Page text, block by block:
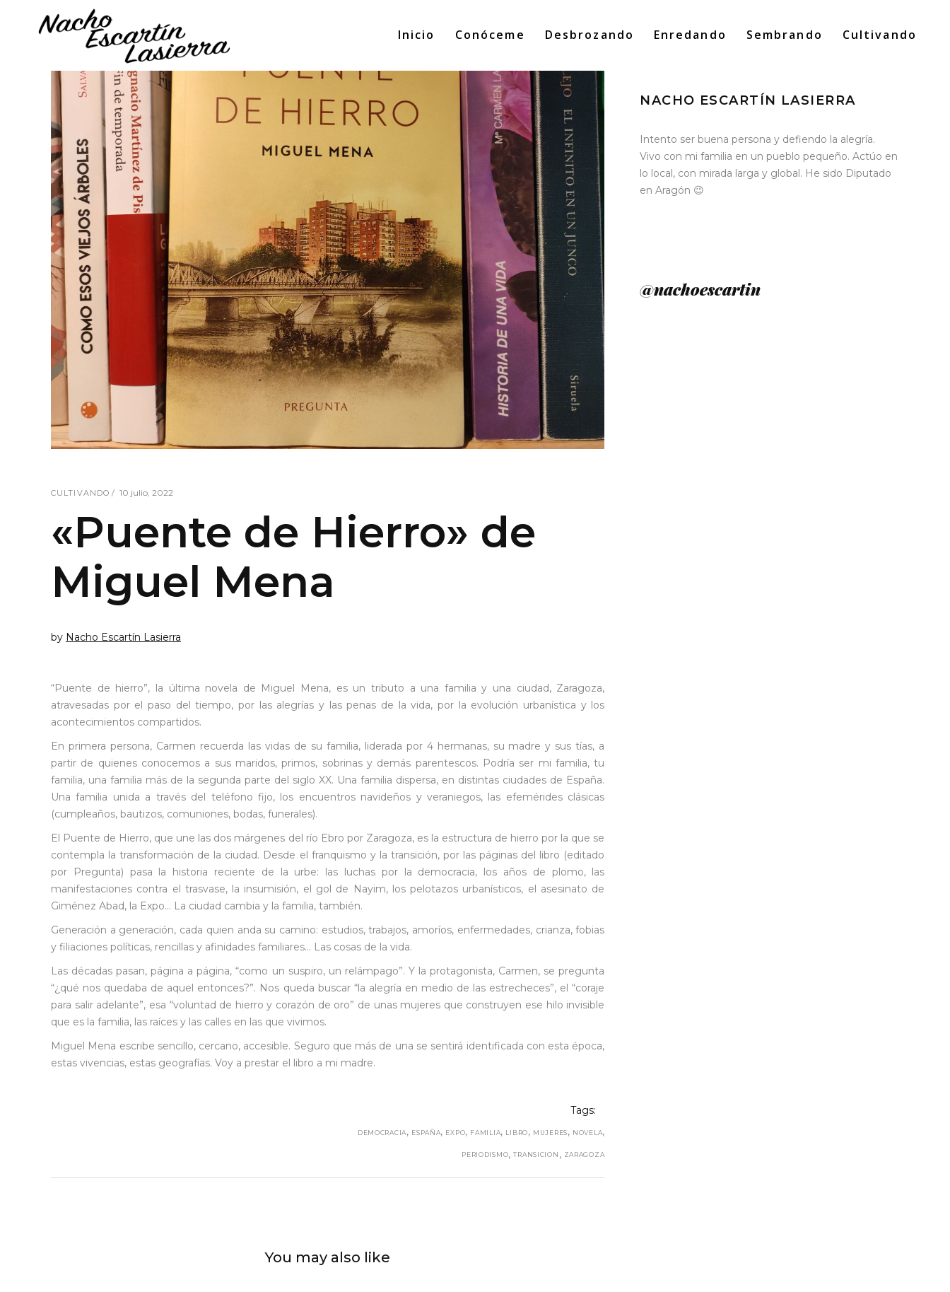
Inicio Conóceme Desbrozando Enredando Sembrando Cultivando
CULTIVANDO 10 julio, 2022
«Puente de Hierro» de
Miguel Mena
by Nacho Escartín Lasierra
“Puente de hierro”, la última novela de Miguel Mena, es un tributo a una familia y una ciudad, Zaragoza,
atravesadas por el paso del tiempo, por las alegrías y las penas de la vida, por la evolución urbanística y los
acontecimientos compartidos.
En primera persona, Carmen recuerda las vidas de su familia, liderada por 4 hermanas, su madre y sus tías, a
partir de quienes conocemos a sus maridos, primos, sobrinas y demás parentescos. Podría ser mi familia, tu
familia, una familia más de la segunda parte del siglo XX. Una familia dispersa, en distintas ciudades de España.
Una familia unida a través del teléfono fijo, los encuentros navideños y veraniegos, las efemérides clásicas
(cumpleaños, bautizos, comuniones, bodas, funerales).
El Puente de Hierro, que une las dos márgenes del río Ebro por Zaragoza, es la estructura de hierro por la que se
contempla la transformación de la ciudad. Desde el franquismo y la transición, por las páginas del libro (editado
por Pregunta) pasa la historia reciente de la urbe: las luchas por la democracia, los años de plomo, las
manifestaciones contra el trasvase, la insumisión, el gol de Nayim, los pelotazos urbanísticos, el asesinato de
Giménez Abad, la Expo… La ciudad cambia y la familia, también.
Generación a generación, cada quien anda su camino: estudios, trabajos, amoríos, enfermedades, crianza, fobias
y filiaciones políticas, rencillas y afinidades familiares… Las cosas de la vida.
Las décadas pasan, página a página, “como un suspiro, un relámpago”. Y la protagonista, Carmen, se pregunta
“¿qué nos quedaba de aquel entonces?”. Nos queda buscar “la alegría en medio de las estrecheces”, el “coraje
para salir adelante”, esa “voluntad de hierro y corazón de oro” de unas mujeres que construyen ese hilo invisible
que es la familia, las raíces y las calles en las que vivimos.
Miguel Mena escribe sencillo, cercano, accesible. Seguro que más de una se sentirá identificada con esta época,
estas vivencias, estas geografías. Voy a prestar el libro a mi madre.
Tags:
DEMOCRACIA, ESPAÑA, EXPO, FAMILIA, LIBRO, MUJERES, NOVELA,
PERIODISMO,TRANSICION , ZARAGOZA
You may also like
Search
NACHO ESCARTÍN LASIERRA
Intento ser buena persona y defiendo la alegría.
Vivo con mi familia en un pueblo pequeño. Actúo en
lo local, con mirada larga y global. He sido Diputado
en Aragón 😉
@nachoescartin